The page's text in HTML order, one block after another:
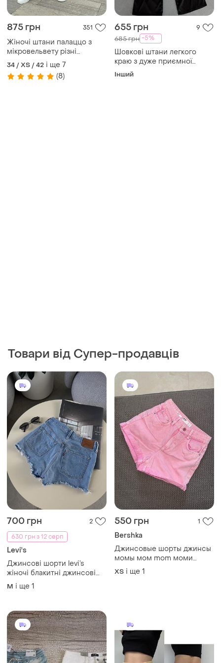
875 грн 351
Жіночі штани палаццо з
мікровельвету різні
кольори 42-56 xs-4xl
34 / XS / 42 і ще 7
(8)
655 грн 9
685 грн -5%
Шовкові штани легкого
краю з дуже приємної
тканини
Інший
Товари від Супер-продавців
700 грн
2
630 грн з 12 серп
Levi's
Джинсові шорти levi’s
жіночі блакитні джинсові
шорти levi’s
M і ще 1
550 грн 1
Bershka
Джинсовые шорты джинсы
момы мом mom моми
джинсові шорти
ХS і ще 1